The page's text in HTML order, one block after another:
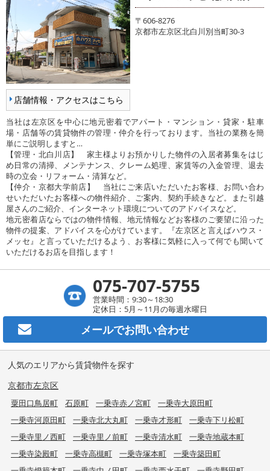
店舗情報・アクセスはこちら
〒606-8276
京都市左京区北白川別当町30-3
当社は左京区を中心に地元密着でアパート・マンション・貸家・駐車
場・店舗等の賃貸物件の管理・仲介を行っております。当社の業務を簡
単にご説明しますと…
【管理・北白川店】 家主様よりお預かりした物件の入居者募集をはじ
め日常の清掃、メンテナンス、クレーム処理、家賃等の入金管理、退去
時の立会・リフォーム・清算など。
【仲介・京都大学前店】 当社にご来店いただいたお客様、お問い合わ
せいただいたお客様への物件紹介、ご案内、契約手続きなど。また引越
屋さんのご紹介、インターネット環境についてのアドバイスなど。
地元密着店ならではの物件情報、地元情報などお客様のご要望に沿った
物件の提案、アドバイスを心がけています。『左京区と言えばハウス・
メッセ』と言っていただけるよう、お客様に気軽に入って何でも聞いて
いただけるお店を目指します！
075-707-5755
営業時間：9:30～18:30
定休日：5月～11月の毎週水曜日
メールでお問い合わせ
人気のエリアから賃貸物件を探す
京都市左京区
粟田口鳥居町 石原町 一乗寺赤ノ宮町
一乗寺大原田町
一乗寺河原田町
一乗寺北大丸町 一乗寺才形町
一乗寺下リ松町
一乗寺里ノ西町
一乗寺里ノ前町 一乗寺清水町
一乗寺地蔵本町
一乗寺染殿町
一乗寺高槻町 一乗寺塚本町
一乗寺築田町